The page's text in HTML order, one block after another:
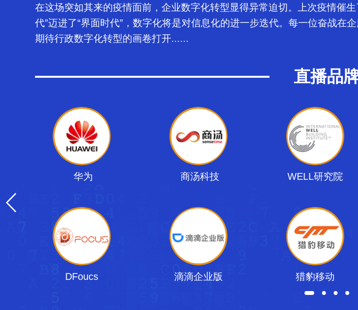
在这场突如其来的疫情面前，企业数字化转型显得异常迫切。上次疫情催
代”迈进了“界面时代”，数字化将是对信息化的进一步迭代。每一位奋战在
期待行政数字化转型的画卷打开......
直播品
华为 商汤科技 WELL研究院
DFoucs 滴滴企业版 猎豹移动